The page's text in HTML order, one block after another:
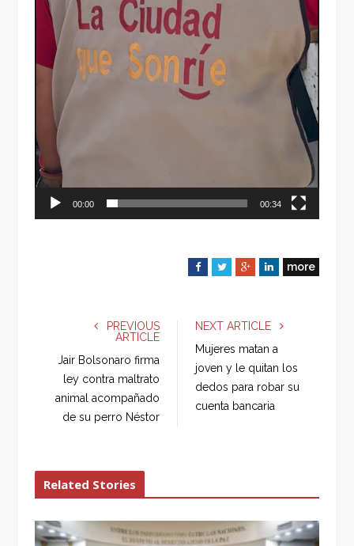
00:00 00:34
F
e
o
k
T
r
G
g
+
L
I
n
more
PREVIOUS
ARTICLE
Jair Bolsonaro firma
ley contra maltrato
animal acompañado
de su perro Néstor
NEXT ARTICLE
Mujeres matan a
joven y le quitan los
dedos para robar su
cuenta bancaria
Related Stories